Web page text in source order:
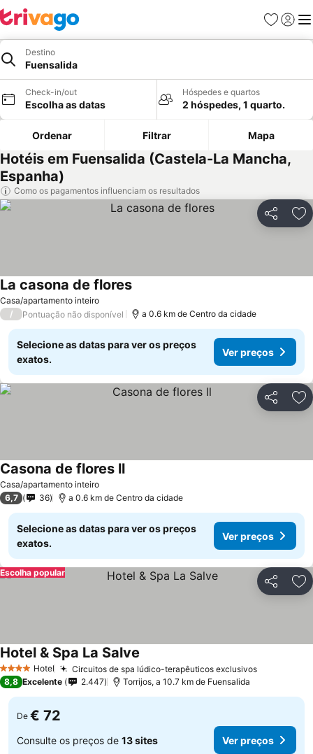
Favoritos
Iniciar
Destino
Fuensalida
Check-in/out
Escolha as datas
Hóspedes e quartos
2 hóspedes, 1 quarto.
Ordenar Filtrar Mapa
Hotéis em Fuensalida (Castela-La Mancha,
Espanha)
Como os pagamentos influenciam os resultados
Partilhar
Casa/apartamento inteiro
La casona de flores
/ Pontuação não disponível a 0.6 km de Centro da cidade
Selecione as datas para ver os preços
exatos.
Ver preços
Partilhar
Casa/apartamento inteiro
Casona de flores ll
6,7 36 a 0.6 km de Centro da cidade
Selecione as datas para ver os preços
exatos.
Ver preços
Partilhar
Escolha popular
4 EstrelasHotel Circuitos de spa lúdico-terapêuticos exclusivos
Hotel & Spa La Salve
8,8 Excelente 2.447 Torrijos, a 10.7 km de Fuensalida
De € 72
Consulte os preços de 13 sites Ver preços